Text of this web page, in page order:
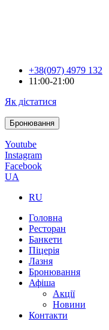
+38(097) 4979 132
11:00-21:00
Як дістатися
Бронювання
Youtube
Instagram
Facebook
UA
RU
Головна
Ресторан
Банкети
Піцерія
Лазня
Бронювання
Афіша
Акції
Новини
Контакти